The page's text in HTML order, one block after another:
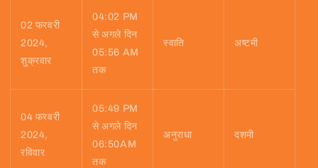
02 फरवरी
2024,
शुक्रवार
04:02 PM
से अगले दिन
05:56 AM
तक
स्वाति अष्टमी
04 फरवरी
2024,
रविवार
05:49 PM
से अगले दिन
06:50AM
तक
अनुराधा दशमी